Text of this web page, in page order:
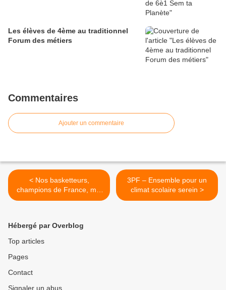
Les élèves de 4ème au traditionnel
Forum des métiers
Commentaires
Ajouter un commentaire
< Nos basketteurs,
champions de France, mis
à l'honneur par le recteur
3PF – Ensemble pour un
climat scolaire serein >
Hébergé par Overblog
Top articles
Pages
Contact
Signaler un abus